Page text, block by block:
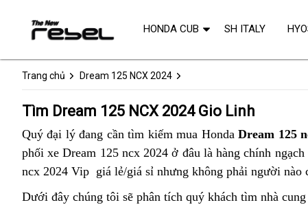
Trang chủ Dream 125 NCX 2024
Tìm Dream 125 NCX 2024 Gio Linh
Quý đại lý đang cần tìm kiếm mua HondaDream 125
phối xe Dream 125 ncx 2024 ở đâu là hàng chính
ncx 2024 Vip giá lẻ/giá sỉ nhưng không phải người nào
Dưới đây chúng tôi sẽ phân tích quý khách tìm nhà
HONDA CUB SH ITALY